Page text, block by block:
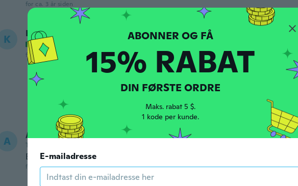
for ca. 3 år siden
K Kekka
Tilmeldt 2015
for ca. 3 år siden
A Alexandra
Tilmeldt 2014
Beau petit escargot!
for ca. 3 år siden
15% RABAT
DIN FØRSTE ORDRE
Maks. rabat 5 $.
1 kode per kunde.
E-mailadresse